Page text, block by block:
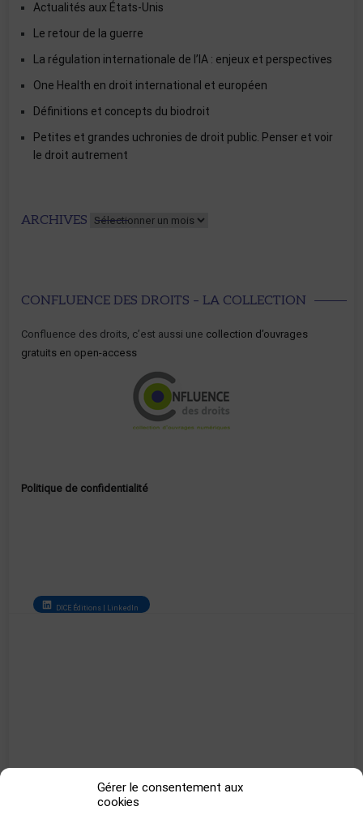
Gérer le consentement aux
cookies
Actualités aux États-Unis
Le retour de la guerre
La régulation internationale de l’IA : enjeux et perspectives
One Health en droit international et européen
Définitions et concepts du biodroit
Petites et grandes uchronies de droit public. Penser et voir
le droit autrement
ARCHIVES Archives
CONFLUENCE DES DROITS – LA COLLECTION
Confluence des droits, c’est aussi une collection d’ouvrages
gratuits en open-access
Politique de confidentialité
DICE Éditions | LinkedIn